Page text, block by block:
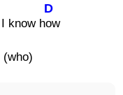
know h
D
ow
(who)